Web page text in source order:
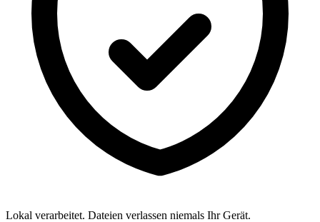
Lokal verarbeitet. Dateien verlassen niemals Ihr Gerät.